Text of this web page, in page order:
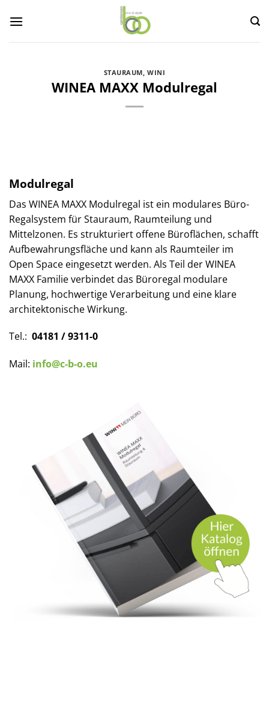
Inhalt
STAURAUM ,WINI
WINEA MAXX Modulregal
Modulregal
Das WINEA MAXX Modulregal ist ein modulares Büro-
Regalsystem für Stauraum, Raumteilung und
Mittelzonen. Es strukturiert offene Büroflächen, schafft
Aufbewahrungsfläche und kann als Raumteiler im
Open Space eingesetzt werden. Als Teil der WINEA
MAXX Familie verbindet das Büroregal modulare
Planung, hochwertige Verarbeitung und eine klare
architektonische Wirkung.
Tel.: 04181 / 9311-0
Mail: info@c-b-o.eu